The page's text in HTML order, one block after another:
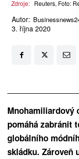
Zdroje: Reuters, Foto:
Autor:
3. října 2020
Mnohamiliardový
pomáhá zabránit
globálního
skládku. Zároveň